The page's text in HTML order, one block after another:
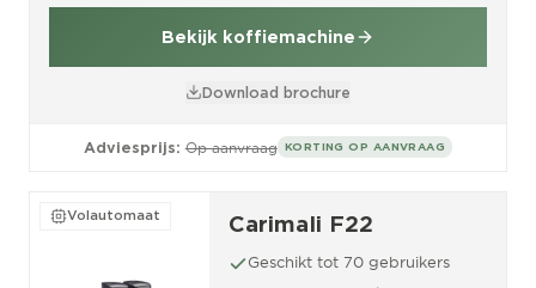
Bekijk koffiemachine
Download brochure
Adviesprijs: Op aanvraag KORTING OP AANVRAAG
Volautomaat Carimali F22
Geschikt tot 70 gebruikers